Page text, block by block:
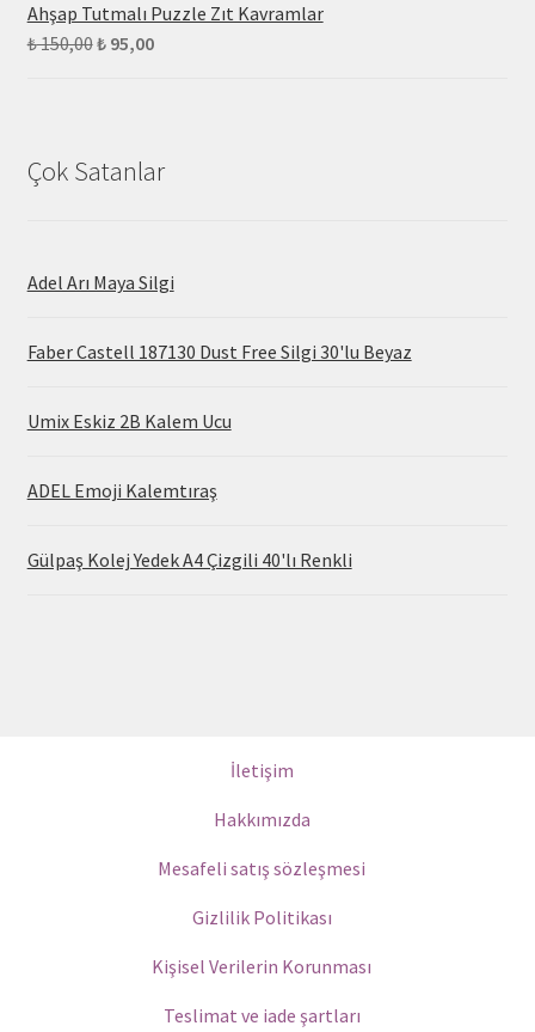
Ahşap Tutmalı Puzzle Zıt Kavramlar
₺150,00₺95,00
Çok Satanlar
Adel Arı Maya Silgi
Faber Castell 187130 Dust Free Silgi 30'lu Beyaz
Umix Eskiz 2B Kalem Ucu
ADEL Emoji Kalemtıraş
Gülpaş Kolej Yedek A4 Çizgili 40'lı Renkli
İletişim
Hakkımızda
Mesafeli satış sözleşmesi
Gizlilik Politikası
Kişisel Verilerin Korunması
Teslimat ve iade şartları